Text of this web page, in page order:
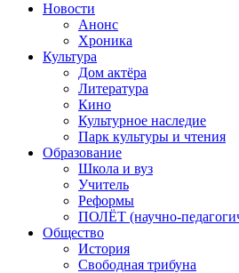
Новости
Анонс
Хроника
Культура
Дом актёра
Литература
Кино
Культурное наследие
Парк культуры и чтения
Образование
Школа и вуз
Учитель
Реформы
ПОЛЁТ (научно-
Общество
История
Свободная трибуна